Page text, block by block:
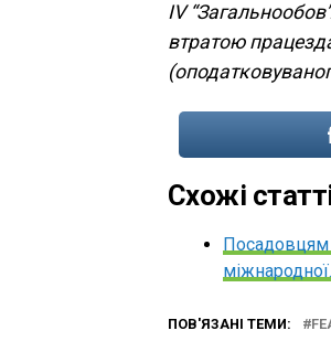
IV
втратою
Схожі
Посадовцям
ПОВ'ЯЗАНІ ТЕМИ: